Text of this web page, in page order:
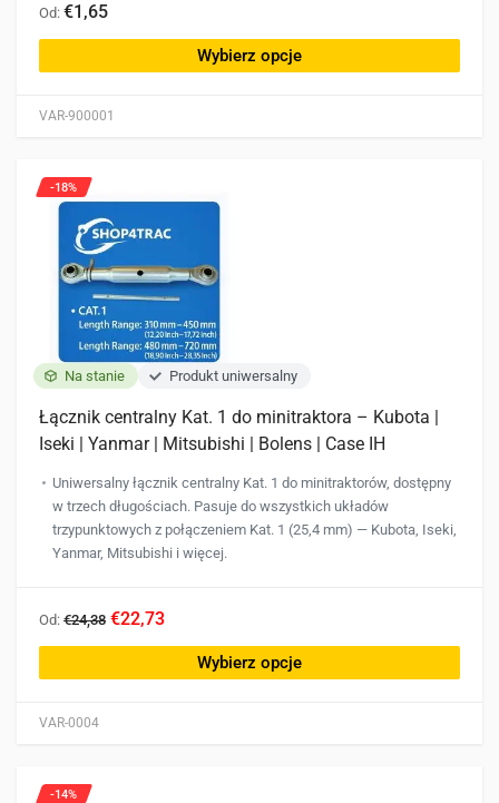
VAR-900001
Od: €1,65
Wybierz opcje
produkt
ma
wiele
Opcje
wybrać
stronie
produktu
Na stanie Produkt uniwersalny
VAR-0004
-18%
Łącznik centralny Kat. 1 do minitraktora – Kubota |
Iseki | Yanmar | Mitsubishi | Bolens | Case IH
Uniwersalny łącznik centralny Kat. 1 do minitraktorów, dostępny
w trzech długościach. Pasuje do wszystkich układów
trzypunktowych z połączeniem Kat. 1 (25,4 mm) — Kubota, Iseki,
Yanmar, Mitsubishi i więcej.
Od: €24,38 €22,73
Wybierz opcje
produkt
ma
wiele
Opcje
wybrać
-14%